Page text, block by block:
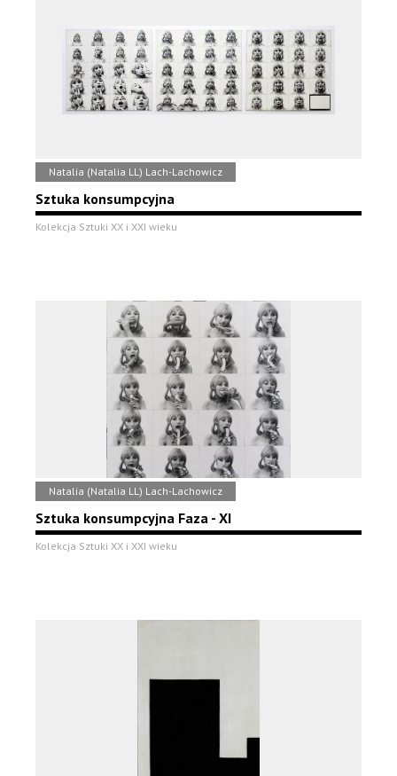
Natalia (Natalia LL) Lach-Lachowicz
Sztuka konsumpcyjna
Kolekcja Sztuki XX i XXI wieku
Natalia (Natalia LL) Lach-Lachowicz
Sztuka konsumpcyjna Faza - XI
Kolekcja Sztuki XX i XXI wieku